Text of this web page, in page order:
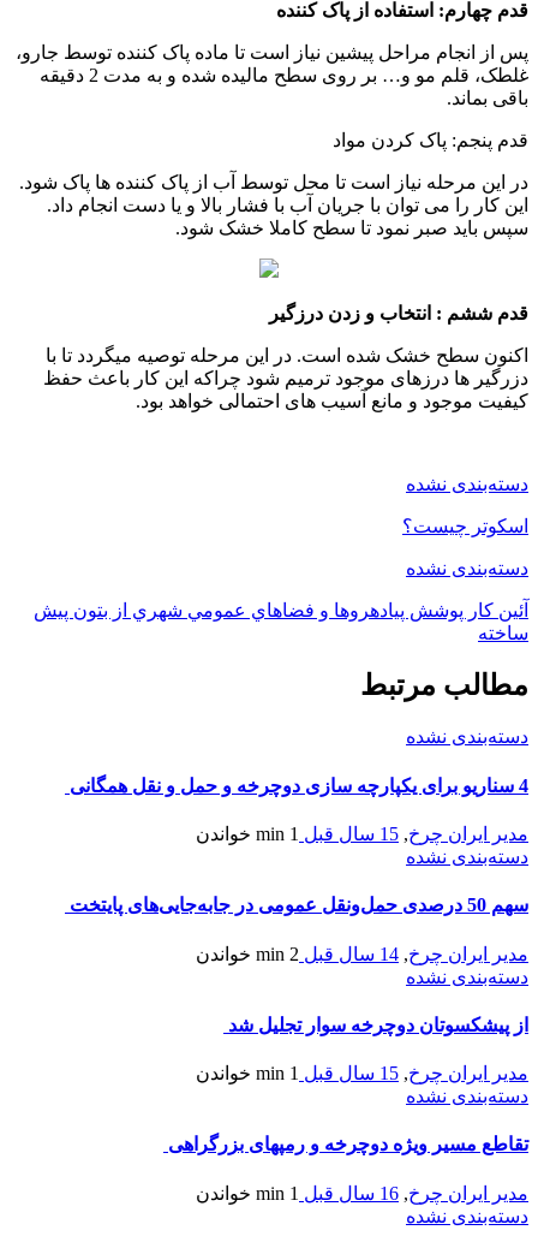
قدم چهارم: استفاده از پاک کننده
پس از انجام مراحل پیشین نیاز است تا ماده پاک کننده توسط جارو،
غلطک، قلم مو و… بر روی سطح مالیده شده و به مدت 2 دقیقه
باقی بماند.
قدم پنجم: پاک کردن مواد
در این مرحله نیاز است تا محل توسط آب از پاک کننده ها پاک شود.
این کار را می توان با جریان آب با فشار بالا و یا دست انجام داد.
سپس باید صبر نمود تا سطح کاملا خشک شود.
قدم ششم : انتخاب و زدن درزگیر
اکنون سطح خشک شده است. در این مرحله توصیه میگردد تا با
دزرگیر ها درزهای موجود ترمیم شود چراکه این کار باعث حفظ
کیفیت موجود و مانع آسیب های احتمالی خواهد بود.
دسته‌بندی نشده
اسکوتر چیست؟
دسته‌بندی نشده
آئين كار پوشش پياده‏روها و فضاهاي عمومي شهري از بتون پيش
ساخته
مطالب مرتبط
دسته‌بندی نشده
4 سناریو برای یکپارچه سازی دوچرخه و حمل و نقل همگانی
مدیر ایران چرخ, 15 سال قبل 1 min
خواندن
دسته‌بندی نشده
سهم 50 درصدی حمل‌ونقل عمومی در جابه‌جایی‌های پایتخت
مدیر ایران چرخ, 14 سال قبل 2 min
خواندن
دسته‌بندی نشده
از پیشکسوتان دوچرخه سوار تجلیل شد
مدیر ایران چرخ, 15 سال قبل 1 min
خواندن
دسته‌بندی نشده
تقاطع مسیر ویژه دوچرخه و رمپهای بزرگراهی
مدیر ایران چرخ, 16 سال قبل 1 min
خواندن
دسته‌بندی نشده